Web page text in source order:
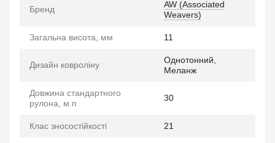
Бренд
AW (Associated
Weavers)
Загальна висота, мм 11
Дизайн ковроліну
Однотонний,
Меланж
Довжина стандартного
рулона, м.п
30
Клас зносостійкості 21